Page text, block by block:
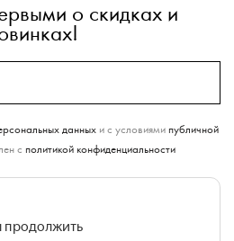
о скидках и
данныхи с условиями публичной
с политикой конфиденциальности